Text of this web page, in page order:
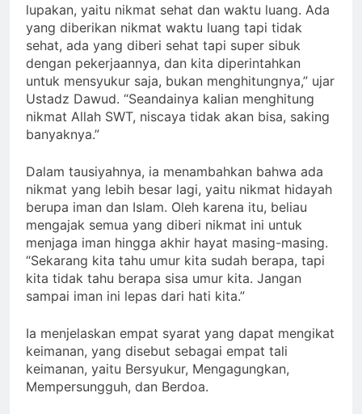
lupakan, yaitu nikmat sehat dan waktu luang. Ada
yang diberikan nikmat waktu luang tapi tidak
sehat, ada yang diberi sehat tapi super sibuk
dengan pekerjaannya, dan kita diperintahkan
untuk mensyukur saja, bukan menghitungnya,” ujar
Ustadz Dawud. “Seandainya kalian menghitung
nikmat Allah SWT, niscaya tidak akan bisa, saking
banyaknya.”
Dalam tausiyahnya, ia menambahkan bahwa ada
nikmat yang lebih besar lagi, yaitu nikmat hidayah
berupa iman dan Islam. Oleh karena itu, beliau
mengajak semua yang diberi nikmat ini untuk
menjaga iman hingga akhir hayat masing-masing.
“Sekarang kita tahu umur kita sudah berapa, tapi
kita tidak tahu berapa sisa umur kita. Jangan
sampai iman ini lepas dari hati kita.”
Ia menjelaskan empat syarat yang dapat mengikat
keimanan, yang disebut sebagai empat tali
keimanan, yaitu Bersyukur, Mengagungkan,
Mempersungguh, dan Berdoa.